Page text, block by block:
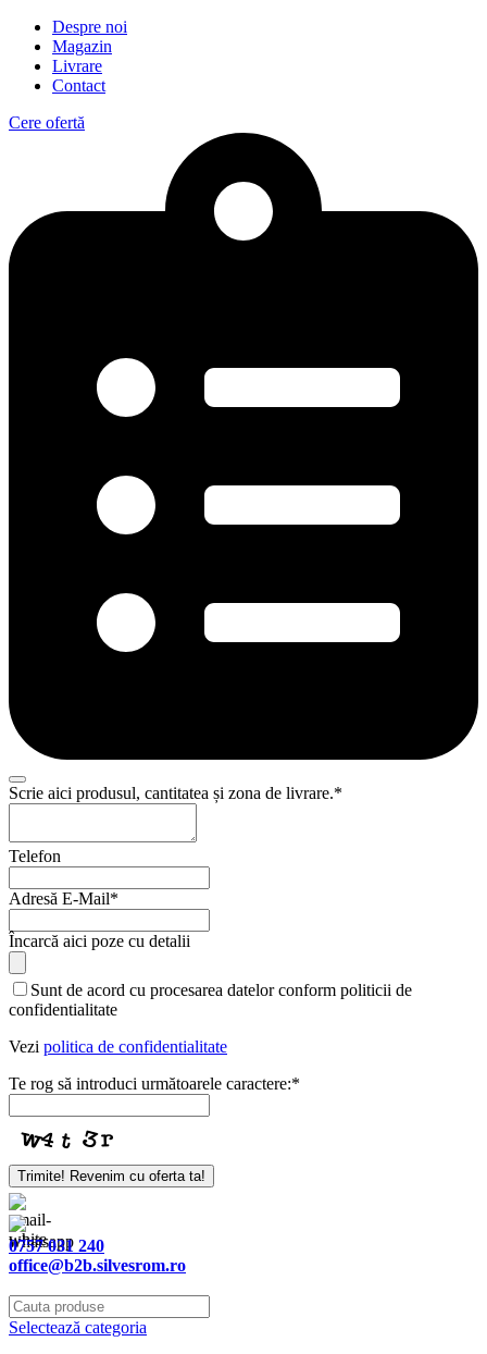
Despre noi
Magazin
Livrare
Contact
Cere ofertă
Scrie aici produsul, cantitatea și zona de livrare.*
Telefon
Adresă E-Mail*
Încarcă aici poze cu detalii
Sunt de acord cu procesarea datelor conform politicii de
confidentialitate
Vezi politica de confidentialitate
Te rog să introduci următoarele caractere:*
Your
Website*
Trimite! Revenim cu oferta ta!
0757 031 240
office@b2b.silvesrom.ro
Selectează categoria